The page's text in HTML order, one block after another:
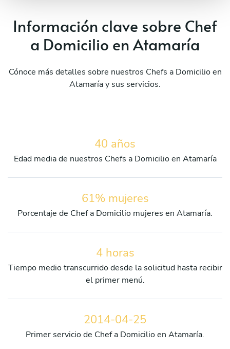
Información clave sobre Chef
a Domicilio en Atamaría
Cónoce más detalles sobre nuestros Chefs a Domicilio en
Atamaría y sus servicios.
40 años
Edad media de nuestros Chefs a Domicilio en Atamaría
61% mujeres
Porcentaje de Chef a Domicilio mujeres en Atamaría.
4 horas
Tiempo medio transcurrido desde la solicitud hasta recibir
el primer menú.
2014-04-25
Primer servicio de Chef a Domicilio en Atamaría.